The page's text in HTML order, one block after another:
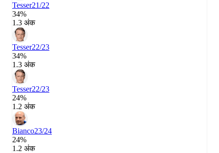
Tesser21/22
34%
1.3 अंक
Tesser22/23
34%
1.3 अंक
Tesser22/23
24%
1.2 अंक
Bianco23/24
24%
1.2 अंक